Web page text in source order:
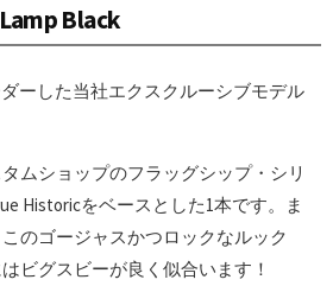
Black
ーした当社エクスクルーシブモデル
ムショップのフラッグシップ・シリ
Historicをベースとした1本です。ま
のゴージャスかつロックなルック
ビグスビーが良く似合います！